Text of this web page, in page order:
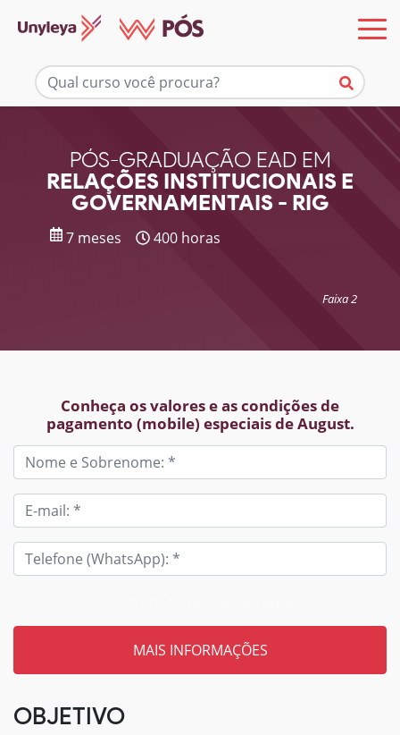
PÓS-GRADUAÇÃO EAD EM
RELAÇÕES INSTITUCIONAIS E
GOVERNAMENTAIS - RIG
7 meses 400 horas
Faixa 2
Conheça os valores e as condições de
pagamento (mobile) especiais de August.
Mais informações
OBJETIVO